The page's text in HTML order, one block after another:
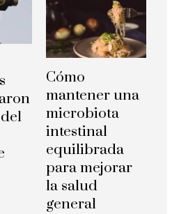
Cómo
mantener una
microbiota
intestinal
equilibrada
para mejorar
la salud
general